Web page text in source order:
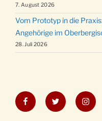
7. August 2026
Vom Prototyp in die
Angehörige im
28. Juli 2026
FacebookTwitter